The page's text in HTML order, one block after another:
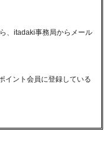
、itadaki事務局からメール
イント会員に登録している